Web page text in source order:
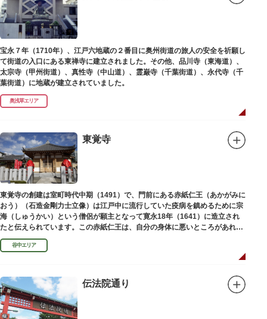
宝永７年（1710年）、江戸六地蔵の２番目に奥州街道の旅人の安全を祈願し
て街道の入口にある東禅寺に建立されました。その他、品川寺（東海道）、
太宗寺（甲州街道）、真性寺（中山道）、霊巌寺（千葉街道）、永代寺（千
葉街道）に地蔵が建立されていました。
奥浅草エリア
東覚寺
東覚寺の創建は室町時代中期（1491）で、門前にある赤紙仁王（あかがみに
おう）（石造金剛力士立像）は江戸中に流行していた疫病を鎮めるために宗
海（しゅうかい）という僧侶が願主となって寛永18年（1641）に造立され
たと伝えられています。この赤紙仁王は、自分の身体に悪いところがあれ
ば、仁王像の同じところに赤紙を貼ると病気が治ると信仰されています。
谷中エリア
伝法院通り